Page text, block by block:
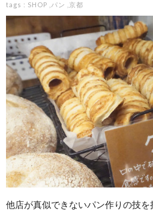
tags : SHOP パン 京都
他店が真似できないパン作りの技を